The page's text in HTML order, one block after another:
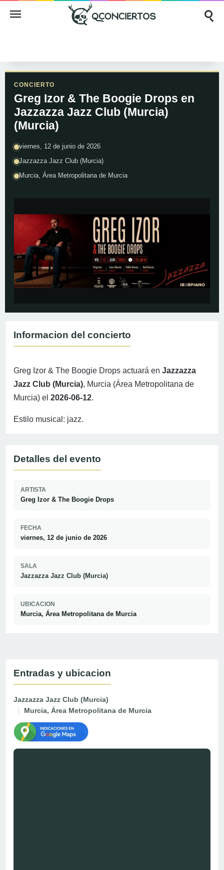
CONCIERTO
Greg Izor & The Boogie Drops en
Jazzazza Jazz Club (Murcia)
(Murcia)
viernes, 12 de junio de 2026
Jazzazza Jazz Club (Murcia)
Murcia, Área Metropolitana de Murcia
Informacion del concierto
Greg Izor & The Boogie Drops actuará en Jazzazza
Jazz Club (Murcia), Murcia (Área Metropolitana de
Murcia) el 2026-06-12.
Estilo musical: jazz.
Detalles del evento
ARTISTA
Greg Izor & The Boogie Drops
FECHA
viernes, 12 de junio de 2026
SALA
Jazzazza Jazz Club (Murcia)
UBICACION
Murcia, Área Metropolitana de Murcia
Entradas y ubicacion
Jazzazza Jazz Club (Murcia)
Murcia, Área Metropolitana de Murcia